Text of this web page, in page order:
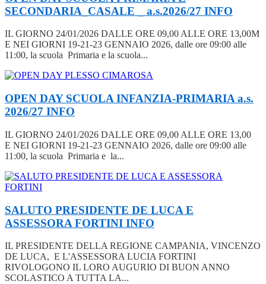
SECONDARIA_CASALE _ a.s.2026/27 INFO
IL GIORNO 24/01/2026 DALLE ORE 09,00 ALLE ORE 13,00M
E NEI GIORNI 19-21-23 GENNAIO 2026, dalle ore 09:00 alle
11:00, la scuola Primaria e la scuola...
OPEN DAY SCUOLA INFANZIA-PRIMARIA a.s.
2026/27 INFO
IL GIORNO 24/01/2026 DALLE ORE 09,00 ALLE ORE 13,00
E NEI GIORNI 19-21-23 GENNAIO 2026, dalle ore 09:00 alle
11:00, la scuola Primaria e la...
SALUTO PRESIDENTE DE LUCA E
ASSESSORA FORTINI INFO
IL PRESIDENTE DELLA REGIONE CAMPANIA, VINCENZO
DE LUCA, E L'ASSESSORA LUCIA FORTINI
RIVOLOGONO IL LORO AUGURIO DI BUON ANNO
SCOLASTICO A TUTTA LA...